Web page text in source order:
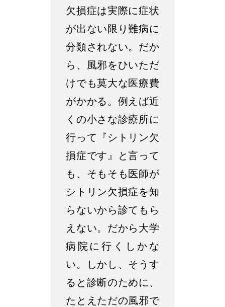
欠損症は実際に症状
が出ない限り難病に
分類されない。だか
ら、風邪をひいただ
けでも莫大な医療費
がかかる。例えば近
くの小さな診療所に
行って『シトリン欠
損症です』と言って
も、そもそも医師が
シトリン欠損症を知
らないから診てもら
えない。だから大学
病院に行くしかな
い。しかし、そうす
ると診断のために、
たとえただの風邪で